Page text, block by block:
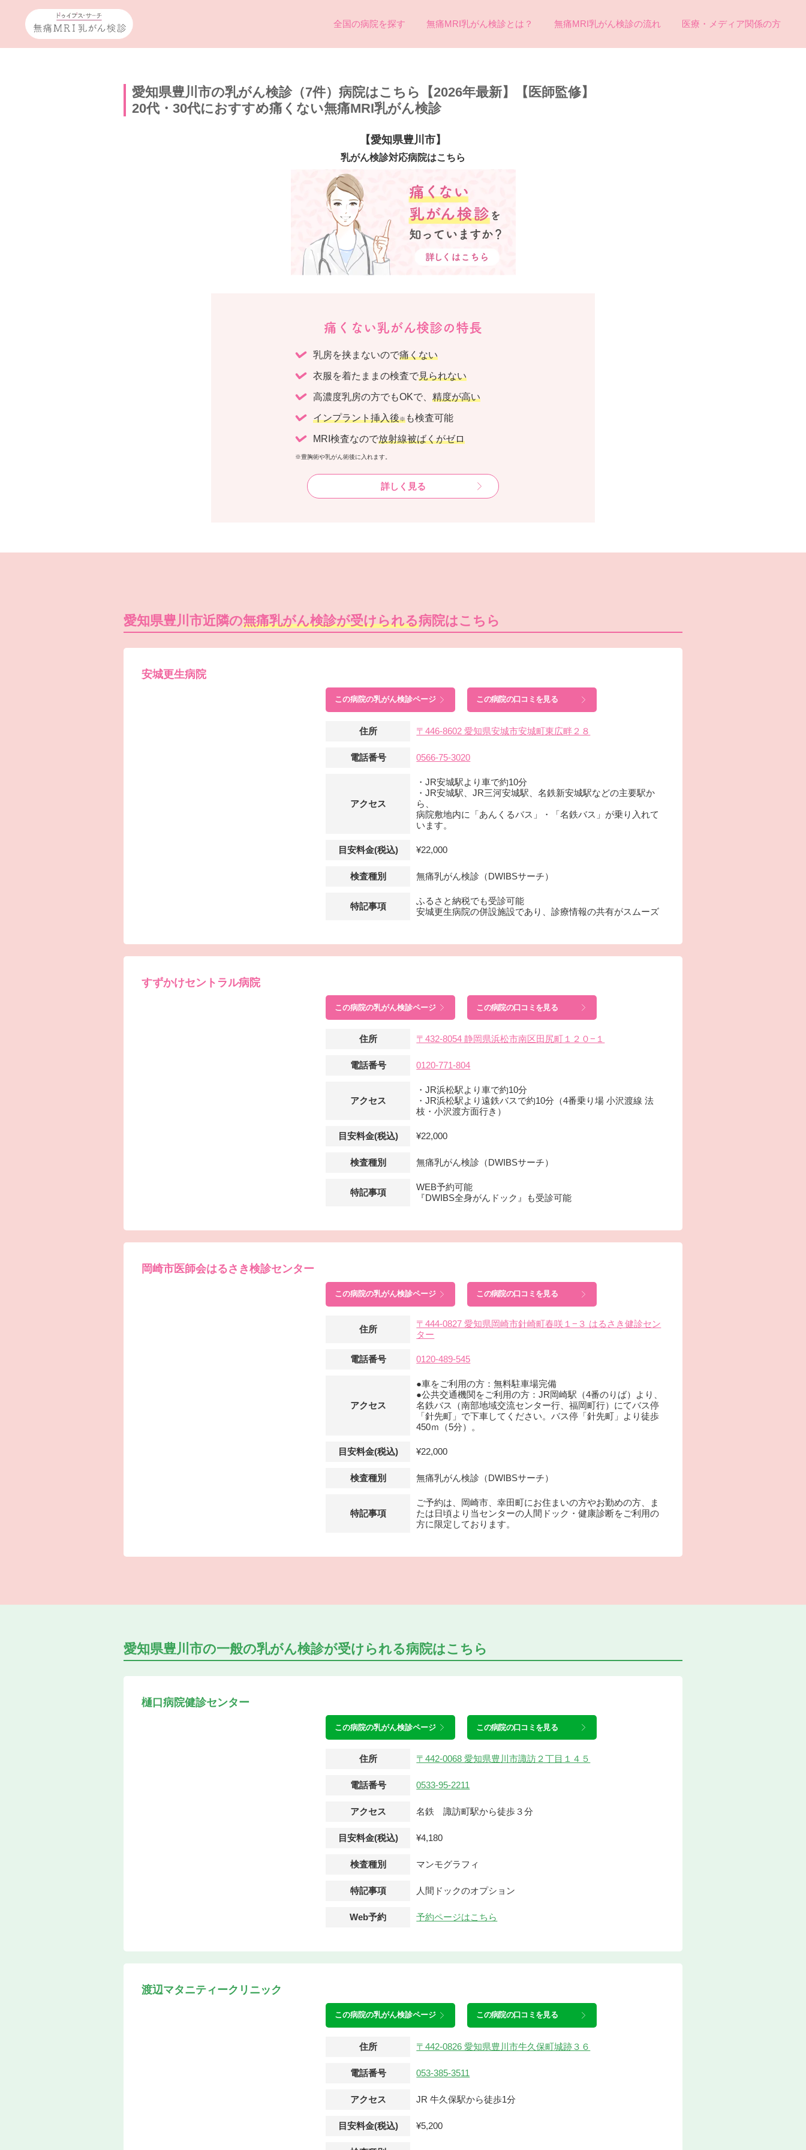
全国の病院を探す 無痛MRI乳がん検診とは？ 無痛MRI乳がん検診の流れ 医療・メディア関係の方
愛知県豊川市の乳がん検診（7件）病院はこちら【2026年最新】【医師監修】
20代・30代におすすめ痛くない無痛MRI乳がん検診
【愛知県豊川市】
乳がん検診対応病院はこちら
痛くない乳がん検診の特長
乳房を挟まないので痛くない
衣服を着たままの検査で見られない
高濃度乳房の方でもOKで、 精度が高い
インプラント挿入後※ も検査可能
MRI検査なので放射線被ばくがゼロ
※豊胸術や乳がん術後に入れます。
詳しく見る
愛知県豊川市近隣の無痛乳がん検診が受けられる病院はこちら
安城更生病院
この病院の乳がん検診ページ この病院の口コミを見る
住所 〒446-8602 愛知県安城市安城町東広畔２８
電話番号 0566-75-3020
アクセス
・JR安城駅より車で約10分
・JR安城駅、JR三河安城駅、名鉄新安城駅などの主要駅か
ら、
病院敷地内に「あんくるバス」・「名鉄バス」が乗り入れて
います。
目安料金(税込) ¥22,000
検査種別 無痛乳がん検診（DWIBSサーチ）
特記事項
ふるさと納税でも受診可能
安城更生病院の併設施設であり、診療情報の共有がスムーズ
すずかけセントラル病院
この病院の乳がん検診ページ この病院の口コミを見る
住所 〒432-8054 静岡県浜松市南区田尻町１２０−１
電話番号 0120-771-804
アクセス
・JR浜松駅より車で約10分
・JR浜松駅より遠鉄バスで約10分（4番乗り場 小沢渡線 法
枝・小沢渡方面行き）
目安料金(税込) ¥22,000
検査種別 無痛乳がん検診（DWIBSサーチ）
特記事項
WEB予約可能
『DWIBS全身がんドック』も受診可能
岡崎市医師会はるさき検診センター
この病院の乳がん検診ページ この病院の口コミを見る
住所
〒444-0827 愛知県岡崎市針崎町春咲１−３ はるさき健診セン
ター
電話番号 0120-489-545
アクセス
●車をご利用の方：無料駐車場完備
●公共交通機関をご利用の方：JR岡崎駅（4番のりば）より、
名鉄バス（南部地域交流センター行、福岡町行）にてバス停
「針先町」で下車してください。バス停「針先町」より徒歩
450ｍ（5分）。
目安料金(税込) ¥22,000
検査種別 無痛乳がん検診（DWIBSサーチ）
特記事項
ご予約は、岡崎市、幸田町にお住まいの方やお勤めの方、ま
たは日頃より当センターの人間ドック・健康診断をご利用の
方に限定しております。
愛知県豊川市の一般の乳がん検診が受けられる病院はこちら
樋口病院健診センター
この病院の乳がん検診ページ この病院の口コミを見る
住所 〒442-0068 愛知県豊川市諏訪２丁目１４５
電話番号 0533-95-2211
アクセス 名鉄 諏訪町駅から徒歩３分
目安料金(税込) ¥4,180
検査種別 マンモグラフィ
特記事項 人間ドックのオプション
Web予約 予約ページはこちら
渡辺マタニティークリニック
この病院の乳がん検診ページ この病院の口コミを見る
住所 〒442-0826 愛知県豊川市牛久保町城跡３６
電話番号 053-385-3511
アクセス JR 牛久保駅から徒歩1分
目安料金(税込) ¥5,200